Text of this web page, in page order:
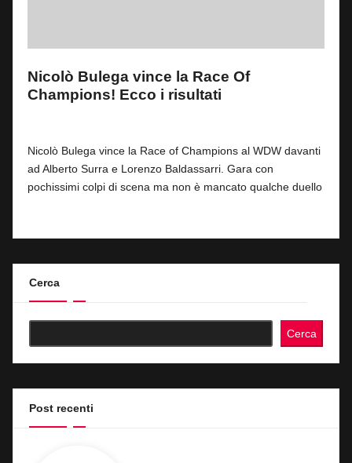
Nicolò Bulega vince la Race Of
Champions! Ecco i risultati
Nicolò Bulega vince la Race of Champions al WDW davanti
ad Alberto Surra e Lorenzo Baldassarri. Gara con
pochissimi colpi di scena ma non è mancato qualche duello
Cerca
Cerca
Post recenti